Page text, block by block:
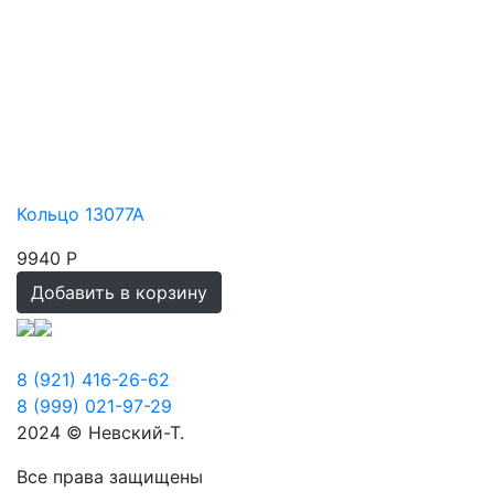
Кольцо 13077А
9940 Р
Добавить в корзину
8 (921) 416-26-62
8 (999) 021-97-29
2024 © Невский-Т.
Все права защищены